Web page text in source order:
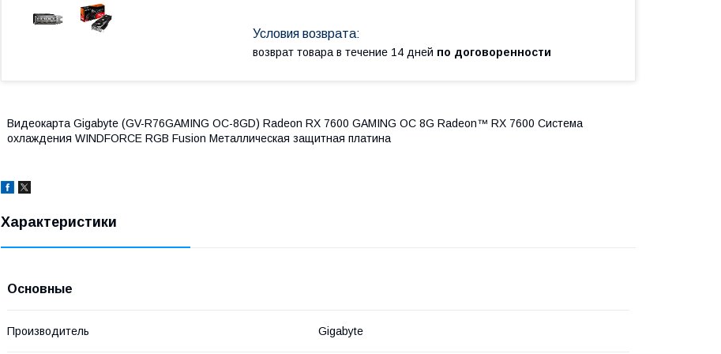
возврат товара в течение 14 дней по договоренности
Видеокарта Gigabyte (GV-R76GAMING OC-8GD) Radeon RX 7600 GAMING OC 8G Radeon™ RX 7600 Система
охлаждения WINDFORCE RGB Fusion Металлическая защитная платина
Характеристики
Основные
Производитель Gigabyte